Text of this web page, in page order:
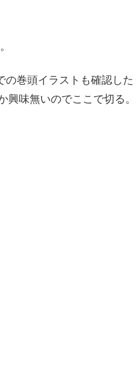
の巻頭イラストも確認した
味無いのでここで切る。